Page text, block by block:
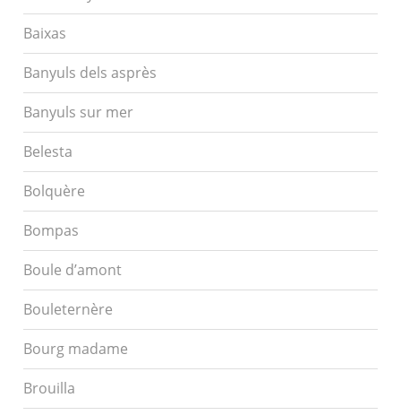
Baixas
Banyuls dels asprès
Banyuls sur mer
Belesta
Bolquère
Bompas
Boule d’amont
Bouleternère
Bourg madame
Brouilla